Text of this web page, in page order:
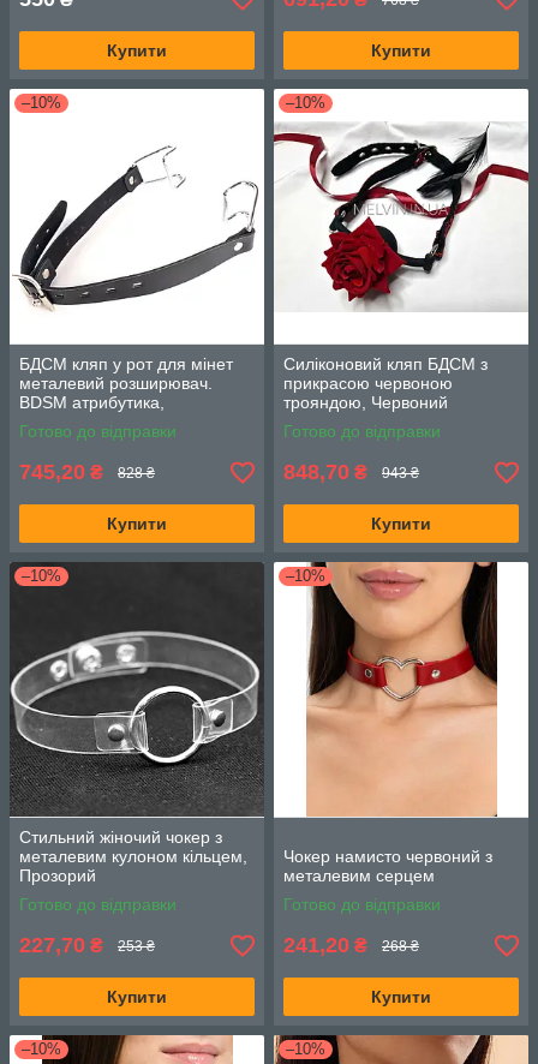
Купити Купити
–10%
БДСМ кляп у рот для мінет
металевий розширювач.
BDSM атрибутика,
розширювач рота
Готово до відправки
745,20 ₴ 828 ₴
Купити
–10%
Силіконовий кляп БДСМ з
прикрасою червоною
трояндою, Червоний
Готово до відправки
848,70 ₴ 943 ₴
Купити
–10%
Стильний жіночий чокер з
металевим кулоном кільцем,
Прозорий
Готово до відправки
227,70 ₴ 253 ₴
Купити
–10%
Чокер намисто червоний з
металевим серцем
Готово до відправки
241,20 ₴ 268 ₴
Купити
–10% –10%